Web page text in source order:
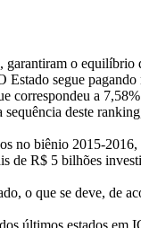
o
segue
correspondeu a
deste
no biênio 2015-
de R$ 5 bilhões
o que se deve, de
últimos estados em